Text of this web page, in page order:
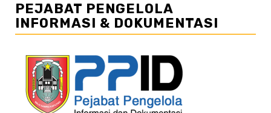
PEJABAT PENGELOLA
INFORMASI & DOKUMENTASI